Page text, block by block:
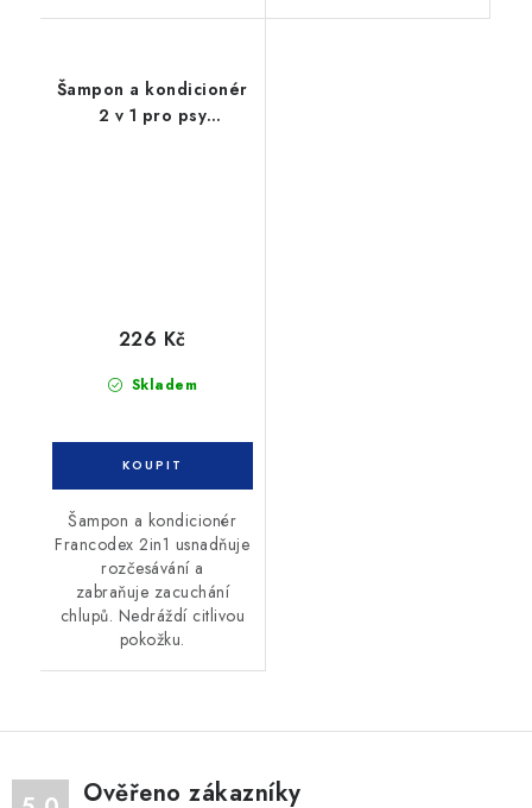
Šampon a kondicionér
2 v 1 pro psy
Skladem
226 Kč
Šampon a kondicionér
Francodex 2in1 usnadňuje
rozčesávání a
zabraňuje zacuchání
chlupů. Nedráždí citlivou
pokožku.
Ověřeno zákazníky